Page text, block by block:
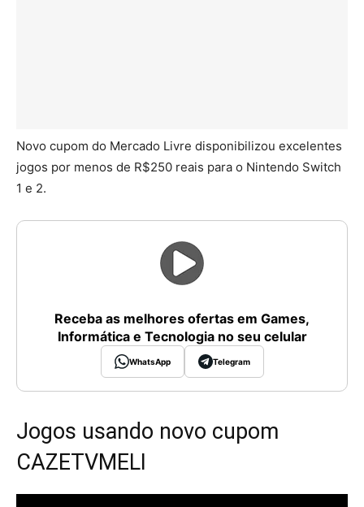
Novo cupom do Mercado Livre disponibilizou excelentes
jogos por menos de R$250 reais para o Nintendo Switch
1 e 2.
Receba as melhores ofertas em Games,
Informática e Tecnologia no seu celular
WhatsApp Telegram
Jogos usando novo cupom
CAZETVMELI